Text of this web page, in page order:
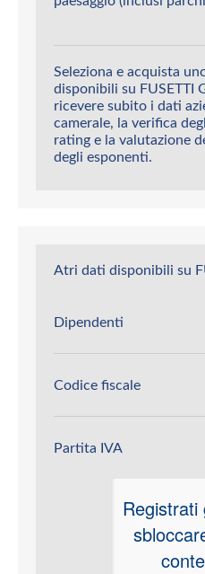
Seleziona e acquista
disponibili su FUSETTI
ricevere subito i dati
camerale, la verifica
rating e la valutazione
degli esponenti.
Atri dati disponibili su
Dipendenti
Codice fiscale
Partita IVA